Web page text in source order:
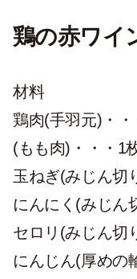
鶏の赤ワイ
材料
鶏肉(手羽元)・・
(もも肉)・・・1
玉ねぎ(みじん切
にんにく(みじん
セロリ(みじん切
にんじん(厚めの